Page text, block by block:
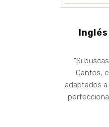
"Si
Cantos,
adaptados